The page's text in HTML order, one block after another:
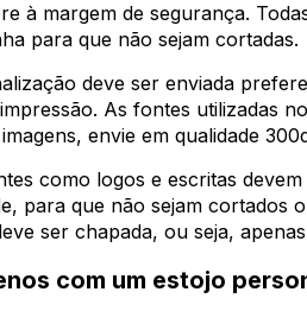
à margem de segurança.
para que não sejam cortadas.
deve ser enviada
As fontes utilizadas
envie em qualidade
como logos e escritas
para que não sejam cortados
ser chapada, ou seja,
com um estojo